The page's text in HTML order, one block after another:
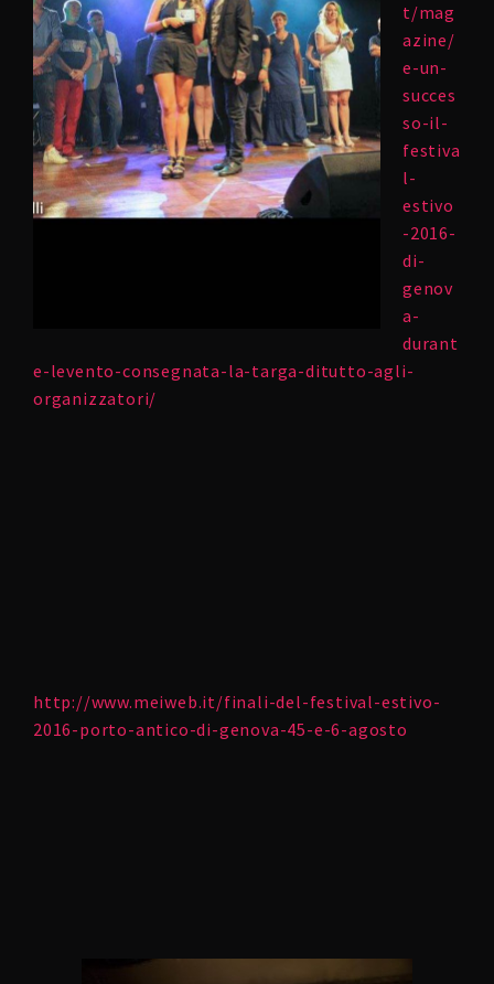
t/mag
azine/
e-un-
succes
so-il-
festiva
l-
estivo
-2016-
di-
genov
a-
durant
e-levento-consegnata-la-targa-ditutto-agli-
organizzatori/
http://www.meiweb.it/finali-del-festival-estivo-
2016-porto-antico-di-genova-45-e-6-agosto